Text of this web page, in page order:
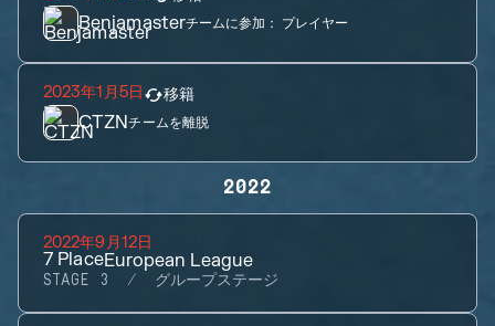
Benjamasterチームに参加： プレイヤー
2023年1月5日 移籍
CTZNチームを離脱
2022
2022年9月12日
7 PlaceEuropean League
STAGE 3 グループステージ